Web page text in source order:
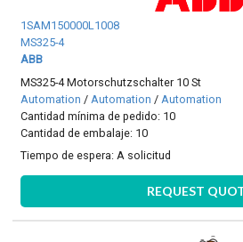
1SAM150000L1008
MS325-4
ABB
MS325-4 Motorschutzschalter 10 St
Automation / Automation / Automation
Cantidad mínima de pedido: 10
Cantidad de embalaje: 10
Tiempo de espera: A solicitud
REQUEST